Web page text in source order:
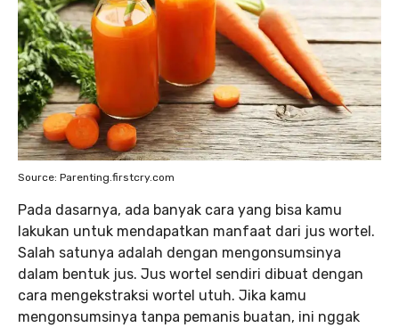
Source: Parenting.firstcry.com
Pada dasarnya, ada banyak cara yang bisa kamu
lakukan untuk mendapatkan manfaat dari jus wortel.
Salah satunya adalah dengan mengonsumsinya
dalam bentuk jus. Jus wortel sendiri dibuat dengan
cara mengekstraksi wortel utuh. Jika kamu
mengonsumsinya tanpa pemanis buatan, ini nggak